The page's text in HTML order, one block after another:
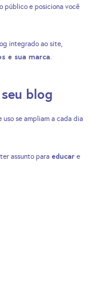
público e posiciona você
integrado ao site,
e sua marca.
blog
se ampliam a cada dia
assunto para educar e